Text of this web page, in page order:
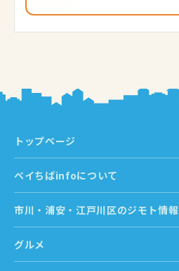
トップページ
ベイちばinfoについて
市川・浦安・江戸川区のジモト情報
グルメ